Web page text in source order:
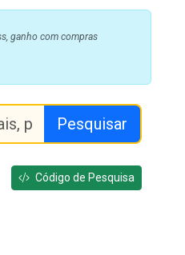
ganho com compras
Pesquisar
Código de Pesquisa